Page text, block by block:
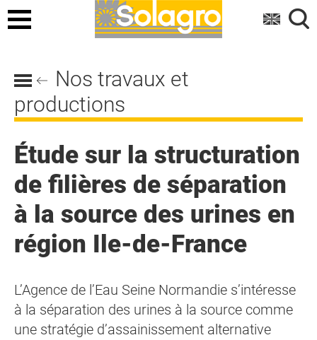
Menu
Nos travaux et
productions
Étude sur la structuration
de filières de séparation
à la source des urines en
région Ile-de-France
L’Agence de l’Eau Seine Normandie s’intéresse
à la séparation des urines à la source comme
une stratégie d’assainissement alternative